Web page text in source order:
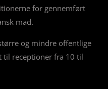
for gennemført
mad.
og mindre offentlige
til receptioner fra 10 til